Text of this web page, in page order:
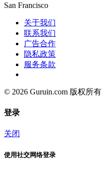
San Francisco
关于我们
联系我们
广告合作
隐私政策
服务条款
© 2026 Guruin.com 版权所有
登录
关闭
使用社交网络登录